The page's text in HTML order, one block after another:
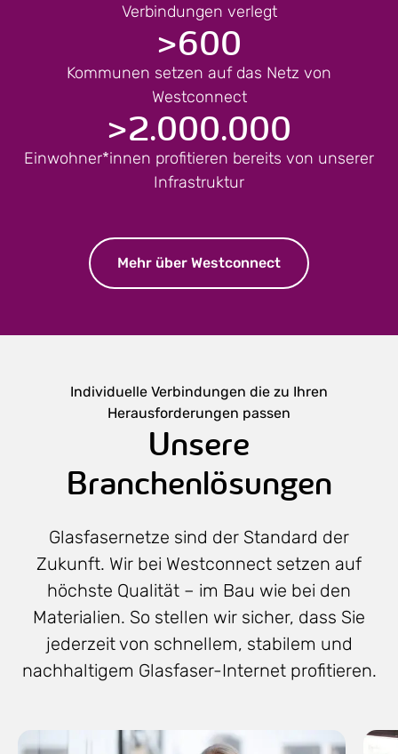
Verbindungen verlegt
>600
Kommunen setzen auf das Netz von
Westconnect
>2.000.000
Einwohner*innen profitieren bereits von unserer
Infrastruktur
Mehr über Westconnect
Individuelle Verbindungen die zu Ihren
Herausforderungen passen
Unsere
Branchenlösungen
Glasfasernetze sind der Standard der
Zukunft. Wir bei Westconnect setzen auf
höchste Qualität – im Bau wie bei den
Materialien. So stellen wir sicher, dass Sie
jederzeit von schnellem, stabilem und
nachhaltigem Glasfaser-Internet profitieren.